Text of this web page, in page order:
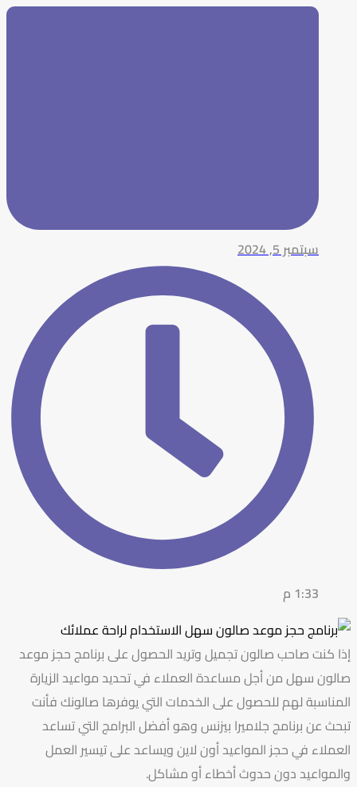
سبتمبر 5, 2024
1:33 م
إذا كنت صاحب صالون تجميل وتريد الحصول على برنامج حجز موعد
صالون سهل من أجل مساعدة العملاء في تحديد مواعيد الزيارة
المناسبة لهم للحصول على الخدمات التي يوفرها صالونك فأنت
تبحث عن برنامج جلاميرا بيزنس وهو أفضل البرامج التي تساعد
العملاء في حجز المواعيد أون لاين ويساعد على تيسير العمل
والمواعيد دون حدوث أخطاء أو مشاكل.